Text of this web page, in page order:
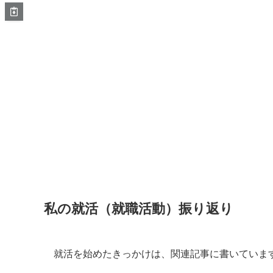
私の就活（就職活動）振り返り
就活を始めたきっかけは、関連記事に書いていま